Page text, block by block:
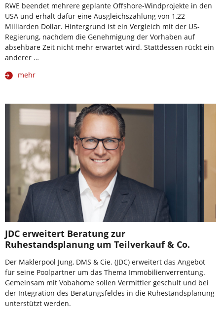
RWE beendet mehrere geplante Offshore-Windprojekte in den
USA und erhält dafür eine Ausgleichszahlung von 1,22
Milliarden Dollar. Hintergrund ist ein Vergleich mit der US-
Regierung, nachdem die Genehmigung der Vorhaben auf
absehbare Zeit nicht mehr erwartet wird. Stattdessen rückt ein
anderer …
mehr
JDC erweitert Beratung zur
Ruhestandsplanung um Teilverkauf & Co.
Der Maklerpool Jung, DMS & Cie. (JDC) erweitert das Angebot
für seine Poolpartner um das Thema Immobilienverrentung.
Gemeinsam mit Vobahome sollen Vermittler geschult und bei
der Integration des Beratungsfeldes in die Ruhestandsplanung
unterstützt werden.